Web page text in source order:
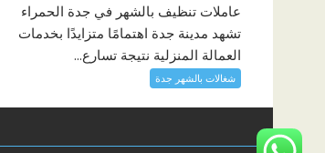
عاملات تنظيف بالشهر في جدة الحمراء
تشهد مدينة جدة اهتمامًا متزايدًا بخدمات
العمالة المنزلية نتيجة تسارع...
شغالات بالشهر جدة